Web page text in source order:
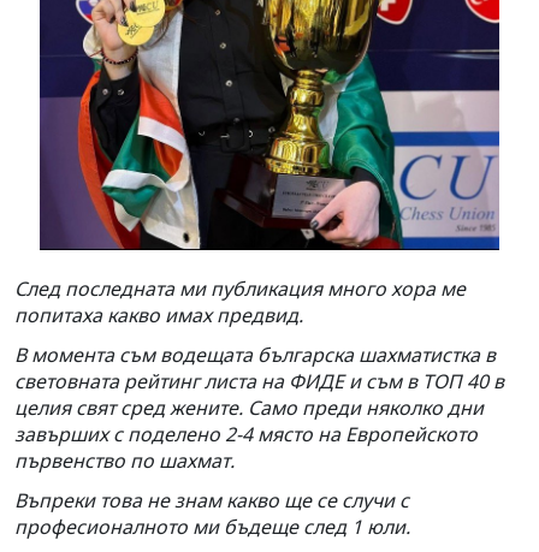
След последната ми публикация много хора ме
попитаха какво имах предвид.
В момента съм водещата българска шахматистка в
световната рейтинг листа на ФИДЕ и съм в ТОП 40 в
целия свят сред жените. Само преди няколко дни
завърших с поделено 2-4 място на Европейското
първенство по шахмат.
Въпреки това не знам какво ще се случи с
професионалното ми бъдеще след 1 юли.